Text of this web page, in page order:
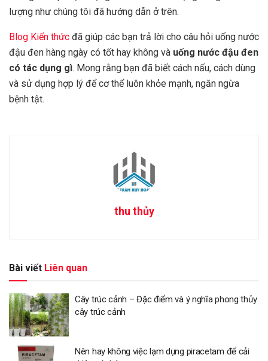
lượng như chúng tôi đã hướng dẫn ở trên.
Blog Kiến thức đã giúp các bạn trả lời cho câu hỏi uống nước
đậu đen hàng ngày có tốt hay không và uống nước đậu đen
có tác dụng gì. Mong rằng bạn đã biết cách nấu, cách dùng
và sử dụng hợp lý để cơ thể luôn khỏe mạnh, ngăn ngừa
bệnh tật.
thu thủy
Bài viết Liên quan
Cây trúc cảnh – Đặc điểm và ý nghĩa phong thủy
cây trúc cảnh
Nên hay không việc lạm dụng piracetam để cải